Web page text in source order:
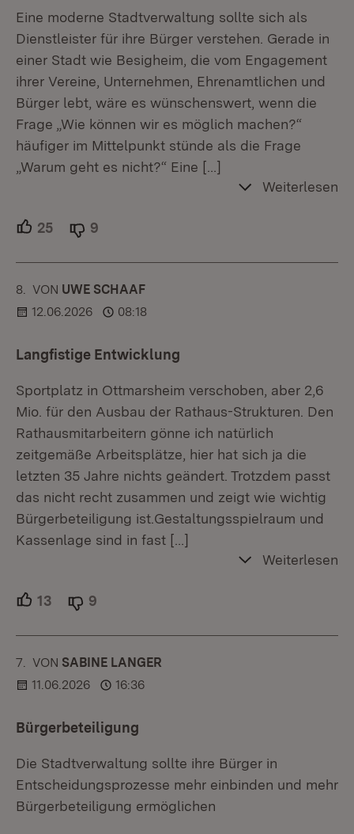
Eine moderne Stadtverwaltung sollte sich als
Dienstleister für ihre Bürger verstehen. Gerade in
einer Stadt wie Besigheim, die vom Engagement
ihrer Vereine, Unternehmen, Ehrenamtlichen und
Bürger lebt, wäre es wünschenswert, wenn die
Frage „Wie können wir es möglich machen?“
häufiger im Mittelpunkt stünde als die Frage
„Warum geht es nicht?“ Eine […]
Weiterlesen
25 Unterstützer.
9
8. KOMMENTAR
VON :UWE SCHAAF
12.06.2026
08:18
Langfistige Entwicklung
Sportplatz in Ottmarsheim verschoben, aber 2,6
Mio. für den Ausbau der Rathaus-Strukturen. Den
Rathausmitarbeitern gönne ich natürlich
zeitgemäße Arbeitsplätze, hier hat sich ja die
letzten 35 Jahre nichts geändert. Trotzdem passt
das nicht recht zusammen und zeigt wie wichtig
Bürgerbeteiligung ist.Gestaltungsspielraum und
Kassenlage sind in fast […]
Weiterlesen
13 Unterstützer.
9
7. KOMMENTAR
VON :SABINE LANGER
11.06.2026
16:36
Bürgerbeteiligung
Die Stadtverwaltung sollte ihre Bürger in
Entscheidungsprozesse mehr einbinden und mehr
Bürgerbeteiligung ermöglichen